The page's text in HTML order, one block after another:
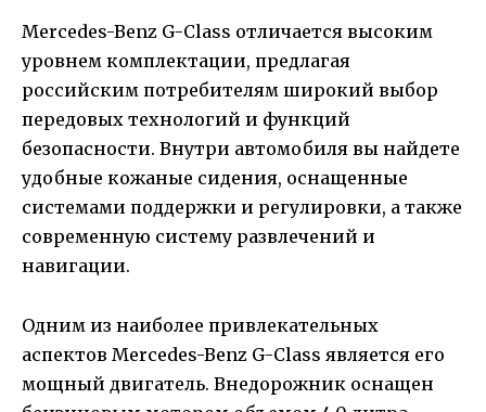
Mercedes-Benz G-Class отличается высоким
уровнем комплектации, предлагая
российским потребителям широкий выбор
передовых технологий и функций
безопасности. Внутри автомобиля вы найдете
удобные кожаные сидения, оснащенные
системами поддержки и регулировки, а также
современную систему развлечений и
навигации.
Одним из наиболее привлекательных
аспектов Mercedes-Benz G-Class является его
мощный двигатель. Внедорожник оснащен